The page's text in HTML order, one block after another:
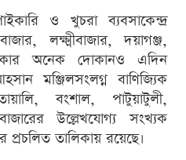
ও খুচরা ব্যবসাকেন্দ্র
লক্ষ্মীবাজার, দয়াগঞ্জ,
অনেক দোকানও এদিন
মঞ্জিলসংলগ্ন বাণিজ্যিক
বংশাল, পাটুয়াটুলী,
উল্লেখযোগ্য সংখ্যক
প্রচলিত তালিকায় রয়েছে।